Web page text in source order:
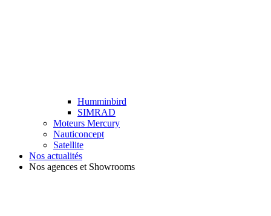
Humminbird
SIMRAD
Moteurs Mercury
Nauticoncept
Satellite
Nos actualités
Nos agences et Showrooms